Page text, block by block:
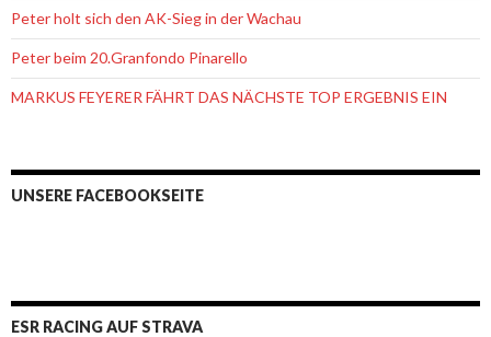
Peter holt sich den AK-Sieg in der Wachau
Peter beim 20.Granfondo Pinarello
MARKUS FEYERER FÄHRT DAS NÄCHSTE TOP ERGEBNIS EIN
UNSERE FACEBOOKSEITE
ESR RACING AUF STRAVA